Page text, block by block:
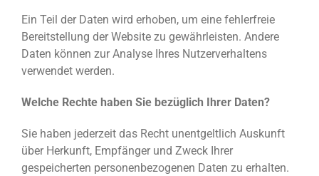
Ein Teil der Daten wird erhoben, um eine fehlerfreie
Bereitstellung der Website zu gewährleisten. Andere
Daten können zur Analyse Ihres Nutzerverhaltens
verwendet werden.
Welche Rechte haben Sie bezüglich Ihrer Daten?
Sie haben jederzeit das Recht unentgeltlich Auskunft
über Herkunft, Empfänger und Zweck Ihrer
gespeicherten personenbezogenen Daten zu erhalten.